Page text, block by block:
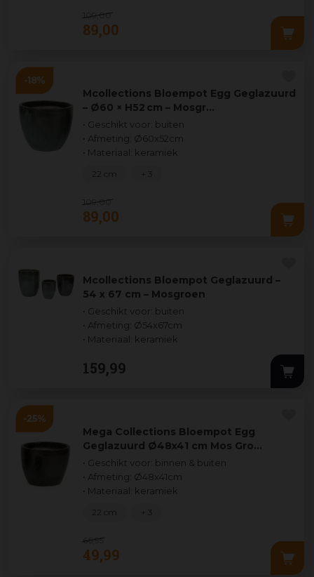
109 ,00
89,00
Mcollections Bloempot Egg Geglazuurd
– Ø60 × H52 cm – Mosgr…
• Geschikt voor: buiten
• Afmeting: Ø60x52cm
• Materiaal: keramiek
109 ,00
89,00
22 cm + 3
Mcollections Bloempot Geglazuurd –
54 x 67 cm – Mosgroen
• Geschikt voor: buiten
• Afmeting: Ø54x67cm
• Materiaal: keramiek
159,99
Mega Collections Bloempot Egg
Geglazuurd Ø48x41 cm Mos Gro…
• Geschikt voor: binnen & buiten
• Afmeting: Ø48x41cm
• Materiaal: keramiek
66 ,95
49,99
22 cm + 3